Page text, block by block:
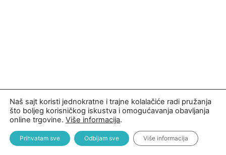
Naš sajt koristi jednokratne i trajne kolalačiće radi pružanja
što boljeg korisničkog iskustva i omogućavanja obavljanja
online trgovine. Više informacija.
Prihvatam sve Odbijam sve Više informacija